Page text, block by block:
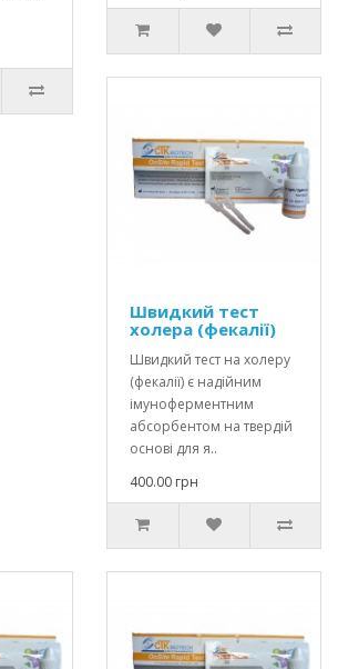
Швидкий тест
холера (фекалії)
Швидкий тест на холеру
(фекалії) є надійним
імуноферментним
абсорбентом на твердій
основі для я..
400.00 грн